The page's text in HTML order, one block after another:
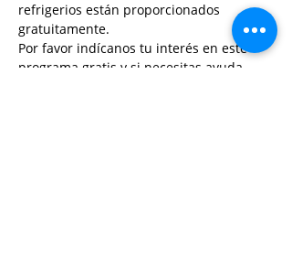
refrigerios están proporcionados
gratuitamente.
Por favor indícanos tu interés en este
programa gratis y si necesitas ayuda